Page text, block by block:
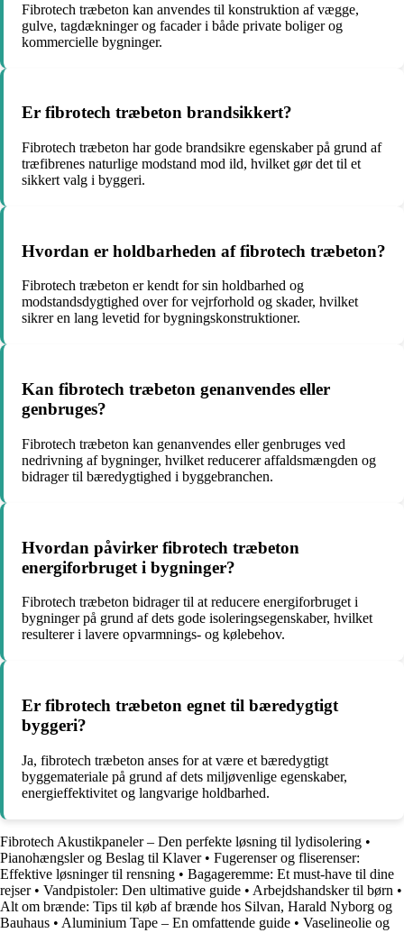
Fibrotech træbeton kan anvendes til konstruktion af vægge,
gulve, tagdækninger og facader i både private boliger og
kommercielle bygninger.
Er fibrotech træbeton brandsikkert?
Fibrotech træbeton har gode brandsikre egenskaber på grund af
træfibrenes naturlige modstand mod ild, hvilket gør det til et
sikkert valg i byggeri.
Hvordan er holdbarheden af fibrotech træbeton?
Fibrotech træbeton er kendt for sin holdbarhed og
modstandsdygtighed over for vejrforhold og skader, hvilket
sikrer en lang levetid for bygningskonstruktioner.
Kan fibrotech træbeton genanvendes eller
genbruges?
Fibrotech træbeton kan genanvendes eller genbruges ved
nedrivning af bygninger, hvilket reducerer affaldsmængden og
bidrager til bæredygtighed i byggebranchen.
Hvordan påvirker fibrotech træbeton
energiforbruget i bygninger?
Fibrotech træbeton bidrager til at reducere energiforbruget i
bygninger på grund af dets gode isoleringsegenskaber, hvilket
resulterer i lavere opvarmnings- og kølebehov.
Er fibrotech træbeton egnet til bæredygtigt
byggeri?
Ja, fibrotech træbeton anses for at være et bæredygtigt
byggemateriale på grund af dets miljøvenlige egenskaber,
energieffektivitet og langvarige holdbarhed.
Fibrotech Akustikpaneler – Den perfekte løsning til lydisolering •
Pianohængsler og Beslag til Klaver• Fugerenser og fliserenser:
Effektive løsninger til rensning • Bagageremme: Et must-have til dine
rejser• Vandpistoler: Den ultimative guide • Arbejdshandsker til børn •
Alt om brænde: Tips til køb af brænde hos Silvan, Harald Nyborg og
Bauhaus • Aluminium Tape – En omfattende guide • Vaselineolie og